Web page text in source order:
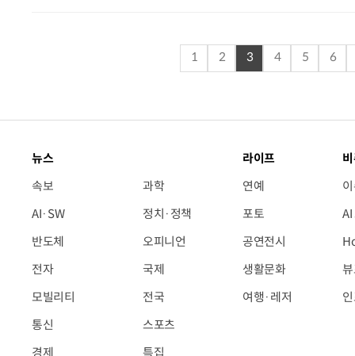
1 2 3 4 5 6
뉴스
속보
AI·SW
반도체
전자
모빌리티
통신
경제
과학
정치·정책
오피니언
국제
전국
스포츠
특집
라이프
연예
포토
공연전시
생활문화
여행·레저